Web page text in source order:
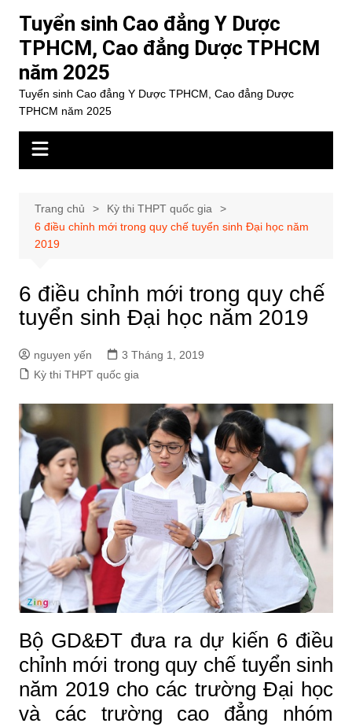
dung
Tuyển sinh Cao đẳng Y Dược
TPHCM, Cao đẳng Dược TPHCM
năm 2025
Tuyển sinh Cao đẳng Y Dược TPHCM, Cao đẳng Dược
TPHCM năm 2025
Trang chủ
Kỳ thi THPT quốc gia
6 điều chỉnh mới trong quy chế tuyển sinh Đại học năm
2019
6 điều chỉnh mới trong quy chế
tuyển sinh Đại học năm 2019
nguyen yến
3 Tháng 1, 2019
Kỳ thi THPT quốc gia
Bộ GD&ĐT đưa ra dự kiến 6 điều
chỉnh mới trong quy chế tuyển sinh
năm 2019 cho các trường Đại học
và các trường cao đẳng nhóm